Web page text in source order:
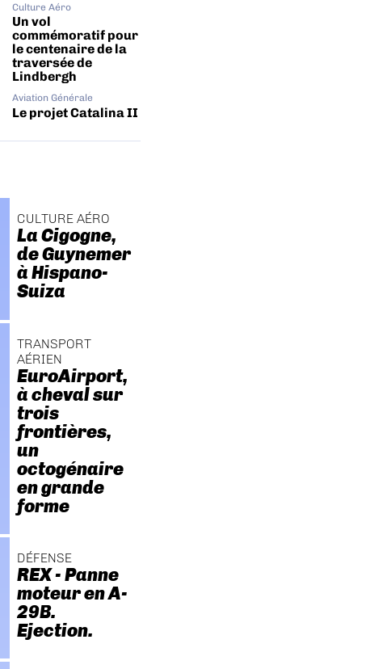
Culture Aéro
Un vol
commémoratif pour
le centenaire de la
traversée de
Lindbergh
Aviation Générale
Le projet Catalina II
CULTURE AÉRO
La Cigogne,
de Guynemer
à Hispano-
Suiza
TRANSPORT
AÉRIEN
EuroAirport,
à cheval sur
trois
frontières,
un
octogénaire
en grande
forme
DÉFENSE
REX - Panne
moteur en A-
29B.
Ejection.